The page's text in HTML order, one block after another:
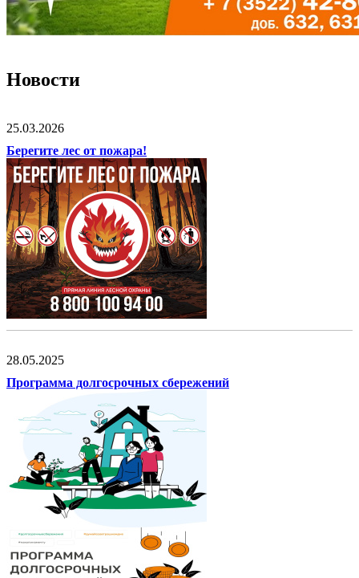
Новости
25.03.2026
Берегите лес от пожара!
28.05.2025
Программа долгосрочных сбережений